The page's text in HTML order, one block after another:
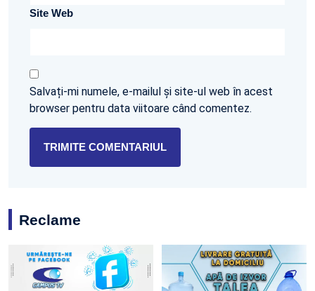
Site Web
Salvați-mi numele, e-mailul și site-ul web în acest
browser pentru data viitoare când comentez.
Reclame